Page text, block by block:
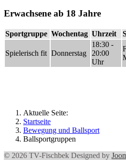
Erwachsene ab 18 Jahre
Sportgruppe Wochentag Uhrzeit
Spielerisch fit Donnerstag
18:30 -
20:00
Uhr
Aktuelle Seite:
Startseite
Bewegung und Ballsport
Ballsportgruppen
© 2026 TV-Fischbek Designed by